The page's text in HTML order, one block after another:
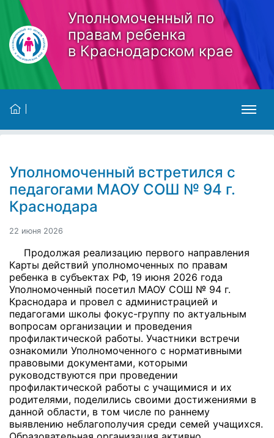
Skip to main content
Уполномоченный по
правам ребенка
в Краснодарском крае
Уполномоченный встретился с
педагогами МАОУ СОШ № 94 г.
Краснодара
22 июня 2026
Продолжая реализацию первого направления
Карты действий уполномоченных по правам
ребенка в субъектах РФ, 19 июня 2026 года
Уполномоченный посетил МАОУ СОШ № 94 г.
Краснодара и провел с администрацией и
педагогами школы фокус-группу по актуальным
вопросам организации и проведения
профилактической работы. Участники встречи
ознакомили Уполномоченного с нормативными
правовыми документами, которыми
руководствуются при проведении
профилактической работы с учащимися и их
родителями, поделились своими достижениями в
данной области, в том числе по раннему
выявлению неблагополучия среди семей учащихся.